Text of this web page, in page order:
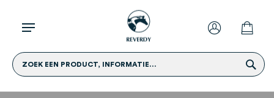
ZOEK EEN PRODUCT, INFORMATIE...